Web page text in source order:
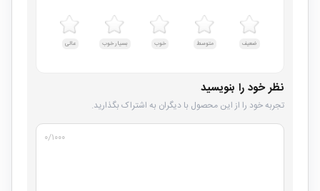
ضعیف متوسط خوب بسیار خوب عالی
نظر خود را بنویسید
تجربه خود را از این محصول با دیگران به اشتراک بگذارید.
۰/۱۰۰۰